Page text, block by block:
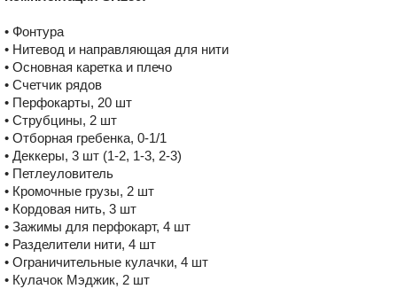
• Фонтура
• Нитевод и направляющая для нити
• Основная каретка и плечо
• Счетчик рядов
• Перфокарты, 20 шт
• Струбцины, 2 шт
• Отборная гребенка, 0-1/1
• Деккеры, 3 шт (1-2, 1-3, 2-3)
• Петлеуловитель
• Кромочные грузы, 2 шт
• Кордовая нить, 3 шт
• Зажимы для перфокарт, 4 шт
• Разделители нити, 4 шт
• Ограничительные кулачки, 4 шт
• Кулачок Мэджик, 2 шт